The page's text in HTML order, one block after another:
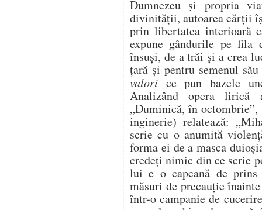
Dumnezeu și propria
divinității, autoarea cărții
prin libertatea interioară
expune gândurile pe fila
însuși, de a trăi și a crea
țară și pentru semenul
valori ce pun bazele
Analizând opera lirică
„Duminică, în
inginerie) relatează:
scrie cu o anumită
forma ei de a masca
credeți nimic din ce scrie
lui e o capcană de
măsuri de precauție
într-o campanie de